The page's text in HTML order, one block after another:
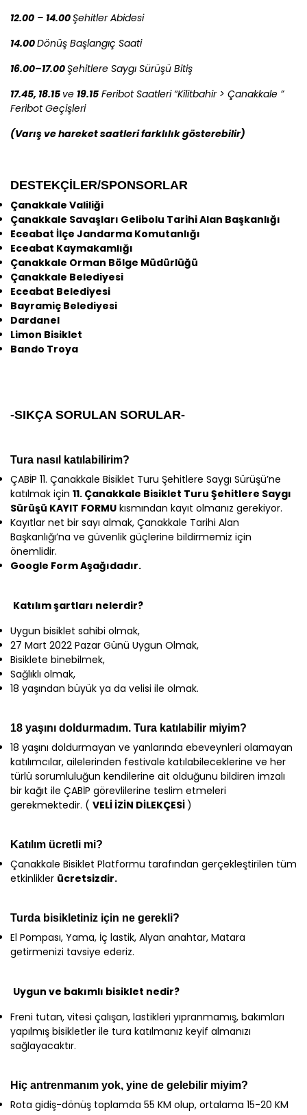
12.00 – 14.00Şehitler Abidesi
14.00Dönüş Başlangıç Saati
16.00–17.00Şehitlere Saygı Sürüşü Bitiş
17.45, 18.15 ve 19.15 Feribot Saatleri “Kilitbahir > Çanakkale ”
Feribot Geçişleri
(Varış ve hareket saatleri farklılık gösterebilir)
DESTEKÇİLER/SPONSORLAR
Çanakkale Valiliği
Çanakkale Savaşları Gelibolu Tarihi Alan Başkanlığı
Eceabat İlçe Jandarma Komutanlığı
Eceabat Kaymakamlığı
Çanakkale Orman Bölge Müdürlüğü
Çanakkale Belediyesi
Eceabat Belediyesi
Bayramiç Belediyesi
Dardanel
Limon Bisiklet
Bando Troya
-SIKÇA SORULAN SORULAR-
Tura nasıl katılabilirim?
ÇABİP 11. Çanakkale Bisiklet Turu Şehitlere Saygı Sürüşü’ne
katılmak için 11. Çanakkale Bisiklet Turu Şehitlere Saygı
Sürüşü KAYIT FORMU kısmından kayıt olmanız gerekiyor.
Kayıtlar net bir sayı almak, Çanakkale Tarihi Alan
Başkanlığı’na ve güvenlik güçlerine bildirmemiz için
önemlidir.
Google Form Aşağıdadır.
Katılım şartları nelerdir?
Uygun bisiklet sahibi olmak,
27 Mart 2022 Pazar Günü Uygun Olmak,
Bisiklete binebilmek,
Sağlıklı olmak,
18 yaşından büyük ya da velisi ile olmak.
18 yaşını doldurmadım. Tura katılabilir miyim?
18 yaşını doldurmayan ve yanlarında ebeveynleri olamayan
katılımcılar, ailelerinden festivale katılabileceklerine ve her
türlü sorumluluğun kendilerine ait olduğunu bildiren imzalı
bir kağıt ile ÇABİP görevlilerine teslim etmeleri
gerekmektedir. ( VELİ İZİN DİLEKÇESİ )
Katılım ücretli mi?
Çanakkale Bisiklet Platformu tarafından gerçekleştirilen tüm
etkinlikler ücretsizdir.
Turda bisikletiniz için ne gerekli?
El Pompası, Yama, İç lastik, Alyan anahtar, Matara
getirmenizi tavsiye ederiz.
Uygun ve bakımlı bisiklet nedir?
Freni tutan, vitesi çalışan, lastikleri yıpranmamış, bakımları
yapılmış bisikletler ile tura katılmanız keyif almanızı
sağlayacaktır.
Hiç antrenmanım yok, yine de gelebilir miyim?
Rota gidiş-dönüş toplamda 55 KM olup, ortalama 15-20 KM